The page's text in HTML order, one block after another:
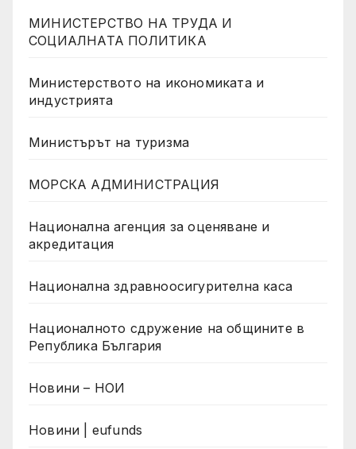
МИНИСТЕРСТВО НА ТРУДА И
СОЦИАЛНАТА ПОЛИТИКА
Министерството на икономиката и
индустрията
Министърът на туризма
МОРСКА АДМИНИСТРАЦИЯ
Национална агенция за оценяване и
акредитация
Национална здравноосигурителна каса
Националното сдружение на общините в
Република България
Новини – НОИ
Новини | eufunds